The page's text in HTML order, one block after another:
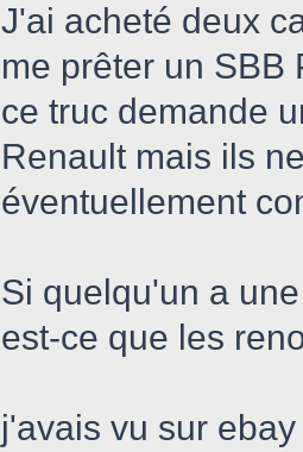
J'ai acheté deux
me prêter un SBB
ce truc demande
Renault mais ils
éventuellement
Si quelqu'un a
est-ce que les
j'avais vu sur